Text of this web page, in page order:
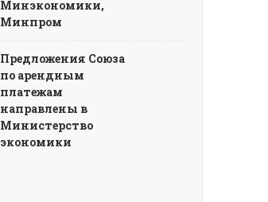
Минэкономики,
Минпром
Предложения Союза
по арендным
платежам
направлены в
Министерство
экономики